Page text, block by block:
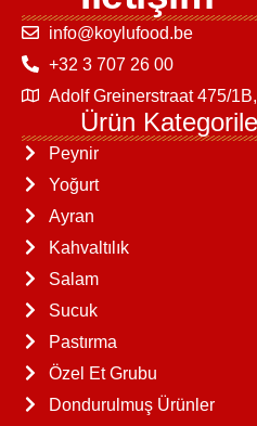
info@koylufood.be
+32 3 707 26 00
Adolf Greinerstraat 475/
Ürün
Peynir
Yoğurt
Ayran
Kahvaltılık
Salam
Sucuk
Pastırma
Özel Et Grubu
Dondurulmuş Ürünler